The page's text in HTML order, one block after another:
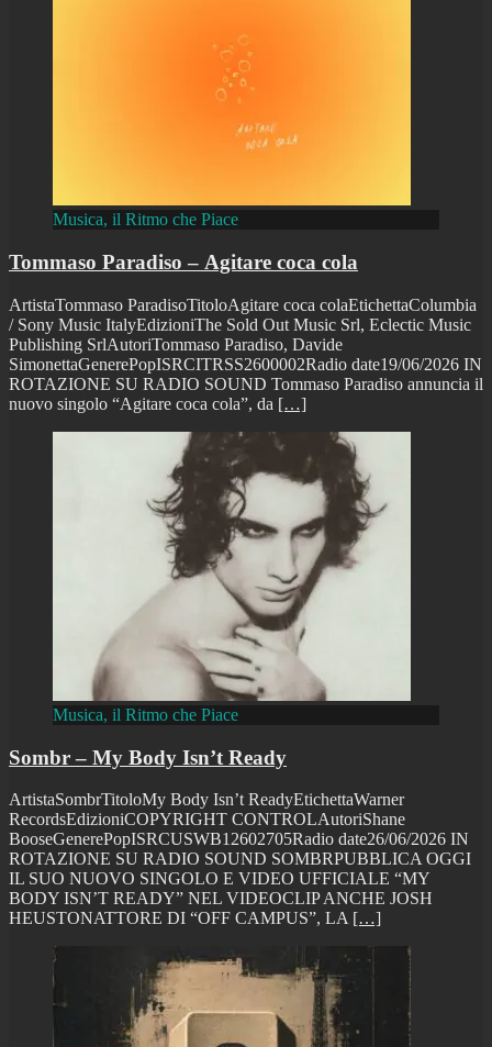
Musica, il Ritmo che Piace
Tommaso Paradiso – Agitare coca cola
ArtistaTommaso ParadisoTitoloAgitare coca colaEtichettaColumbia
/ Sony Music ItalyEdizioniThe Sold Out Music Srl, Eclectic Music
Publishing SrlAutoriTommaso Paradiso, Davide
SimonettaGenerePopISRCITRSS2600002Radio date19/06/2026 IN
ROTAZIONE SU RADIO SOUND Tommaso Paradiso annuncia il
nuovo singolo “Agitare coca cola”, da […]
Musica, il Ritmo che Piace
Sombr – My Body Isn’t Ready
ArtistaSombrTitoloMy Body Isn’t ReadyEtichettaWarner
RecordsEdizioniCOPYRIGHT CONTROLAutoriShane
BooseGenerePopISRCUSWB12602705Radio date26/06/2026 IN
ROTAZIONE SU RADIO SOUND SOMBRPUBBLICA OGGI
IL SUO NUOVO SINGOLO E VIDEO UFFICIALE “MY
BODY ISN’T READY” NEL VIDEOCLIP ANCHE JOSH
HEUSTONATTORE DI “OFF CAMPUS”, LA […]